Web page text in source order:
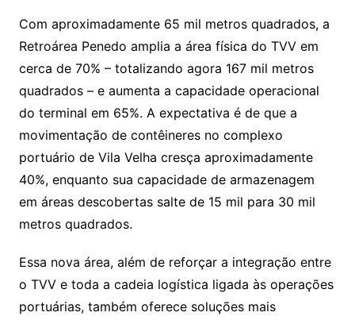
Com aproximadamente 65 mil metros quadrados, a
Retroárea Penedo amplia a área física do TVV em
cerca de 70% – totalizando agora 167 mil metros
quadrados – e aumenta a capacidade operacional
do terminal em 65%. A expectativa é de que a
movimentação de contêineres no complexo
portuário de Vila Velha cresça aproximadamente
40%, enquanto sua capacidade de armazenagem
em áreas descobertas salte de 15 mil para 30 mil
metros quadrados.
Essa nova área, além de reforçar a integração entre
o TVV e toda a cadeia logística ligada às operações
portuárias, também oferece soluções mais